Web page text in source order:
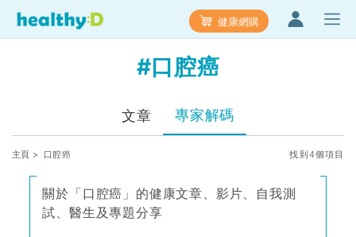
健康網購
#口腔癌
文章 專家解碼
主頁 > 口腔癌 找到4個項目
關於「口腔癌」的健康文章、影片、自我測
試、醫生及專題分享